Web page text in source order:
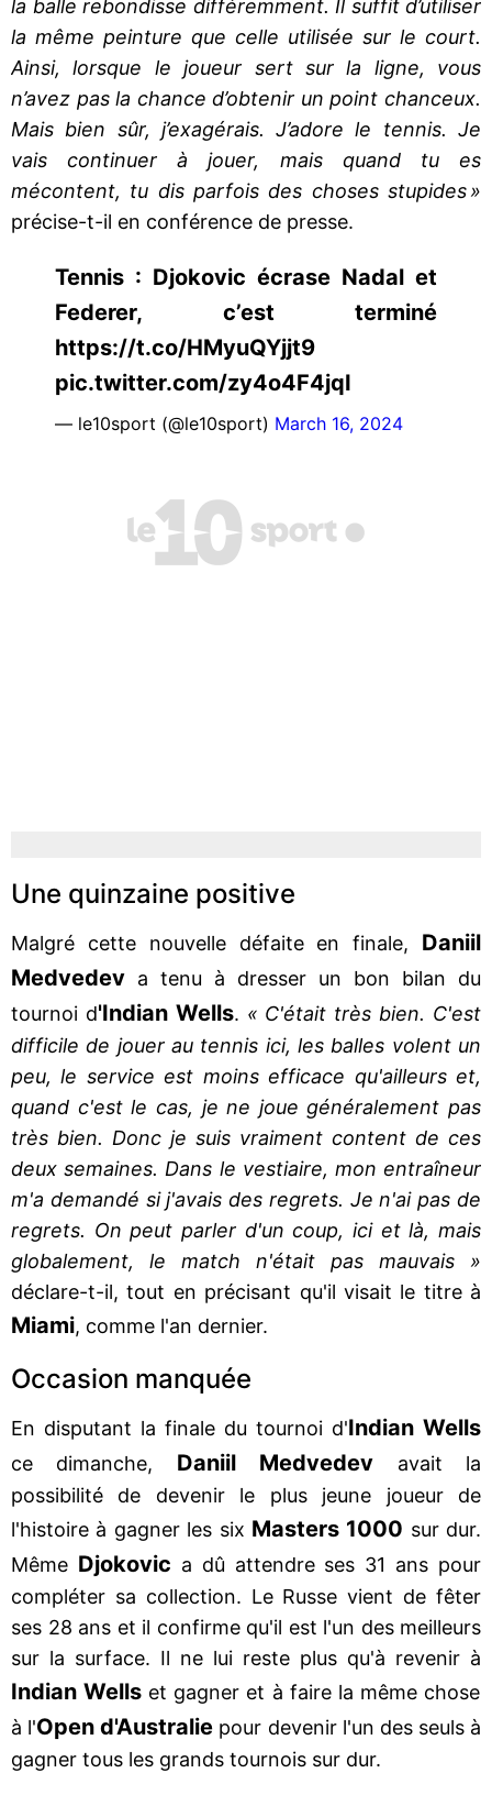
la balle rebondisse différemment. Il suffit d’utiliser
la même peinture que celle utilisée sur le court.
Ainsi, lorsque le joueur sert sur la ligne, vous
n’avez pas la chance d’obtenir un point chanceux.
Mais bien sûr, j’exagérais. J’adore le tennis. Je
vais continuer à jouer, mais quand tu es
mécontent, tu dis parfois des choses stupides »
précise-t-il en conférence de presse.
Tennis : Djokovic écrase Nadal et
Federer, c’est terminé
https://t.co/HMyuQYjjt9
pic.twitter.com/zy4o4F4jqI
— le10sport (@le10sport) March 16, 2024
Une quinzaine positive
Malgré cette nouvelle défaite en finale, Daniil
Medvedev a tenu à dresser un bon bilan du
tournoi d'Indian Wells. « C'était très bien. C'est
difficile de jouer au tennis ici, les balles volent un
peu, le service est moins efficace qu'ailleurs et,
quand c'est le cas, je ne joue généralement pas
très bien. Donc je suis vraiment content de ces
deux semaines. Dans le vestiaire, mon entraîneur
m'a demandé si j'avais des regrets. Je n'ai pas de
regrets. On peut parler d'un coup, ici et là, mais
globalement, le match n'était pas mauvais »
déclare-t-il, tout en précisant qu'il visait le titre à
Miami, comme l'an dernier.
Occasion manquée
En disputant la finale du tournoi d'Indian Wells
ce dimanche, Daniil Medvedev avait la
possibilité de devenir le plus jeune joueur de
l'histoire à gagner les six Masters 1000 sur dur.
Même Djokovic a dû attendre ses 31 ans pour
compléter sa collection. Le Russe vient de fêter
ses 28 ans et il confirme qu'il est l'un des meilleurs
sur la surface. Il ne lui reste plus qu'à revenir à
Indian Wells et gagner et à faire la même chose
à l'Open d'Australie pour devenir l'un des seuls à
gagner tous les grands tournois sur dur.